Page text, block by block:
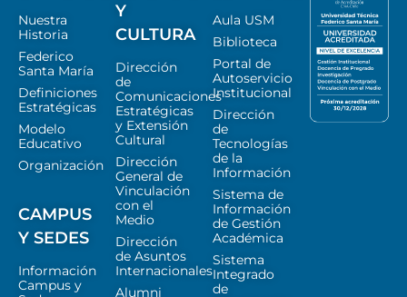
Nuestra
Historia
Federico
Santa María
Definiciones
Estratégicas
Modelo
Educativo
Organización
CAMPUS
Y SEDES
Información
Campus y
Y
CULTURA
Dirección
de
Comunicaciones
Estratégicas
y Extensión
Cultural
Dirección
General de
Vinculación
con el
Medio
Dirección
de Asuntos
Internacionales
Alumni
Aula USM
Biblioteca
Portal de
Autoservicio
Institucional
Dirección
de
Tecnologías
de la
Información
Sistema de
Información
de Gestión
Académica
Sistema
Integrado
de